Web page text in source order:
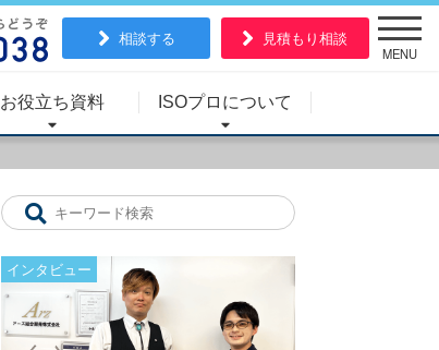
相談する 見積もり相談
MENU
お役立ち資料 ISOプロについて
インタビュー